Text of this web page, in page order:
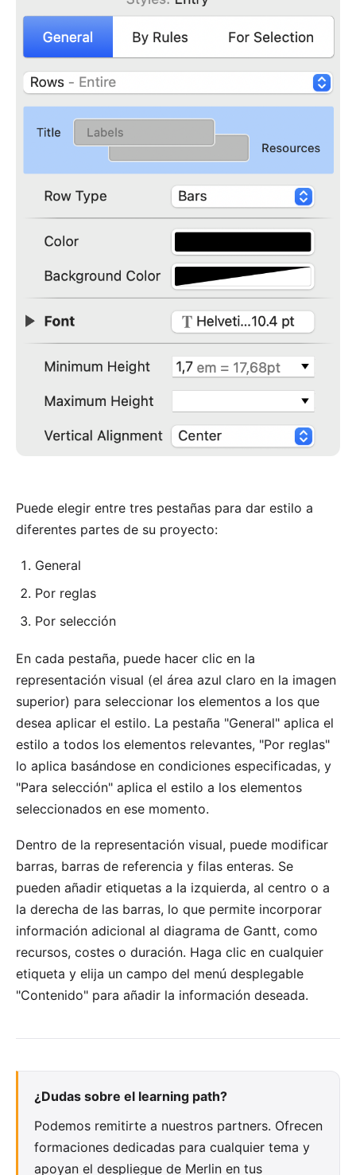
Puede elegir entre tres pestañas para dar estilo a
diferentes partes de su proyecto:
General
Por reglas
Por selección
En cada pestaña, puede hacer clic en la
representación visual (el área azul claro en la imagen
superior) para seleccionar los elementos a los que
desea aplicar el estilo. La pestaña "General" aplica el
estilo a todos los elementos relevantes, "Por reglas"
lo aplica basándose en condiciones especificadas, y
"Para selección" aplica el estilo a los elementos
seleccionados en ese momento.
Dentro de la representación visual, puede modificar
barras, barras de referencia y filas enteras. Se
pueden añadir etiquetas a la izquierda, al centro o a
la derecha de las barras, lo que permite incorporar
información adicional al diagrama de Gantt, como
recursos, costes o duración. Haga clic en cualquier
etiqueta y elija un campo del menú desplegable
"Contenido" para añadir la información deseada.
¿Dudas sobre el learning path?
Podemos remitirte a nuestros partners. Ofrecen
formaciones dedicadas para cualquier tema y
apoyan el despliegue de Merlin en tus